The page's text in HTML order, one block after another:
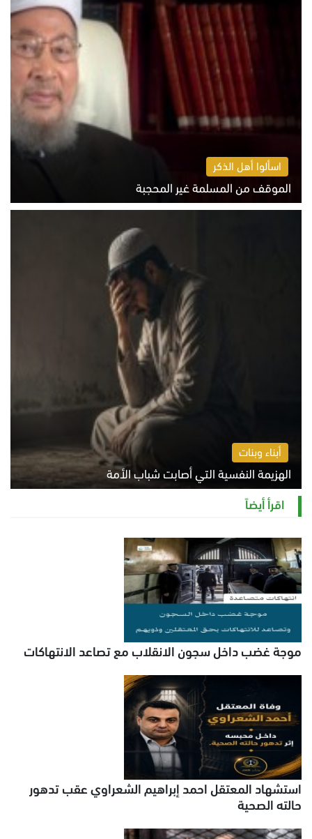
اسألوا أهل الذكر
الموقف من المسلمة غير المحجبة
الخميس 6 أغسطس 2026 10:45 ص
أبناء وبنات
الهزيمة النفسية التي أصابت شباب الأمة
الخميس 6 أغسطس 2026 11:12 ص
اقرأ أيضاً
موجة غضب داخل سجون الانقلاب مع تصاعد الانتهاكات
استشهاد المعتقل احمد إبراهيم الشعراوي عقب تدهور
حالته الصحية